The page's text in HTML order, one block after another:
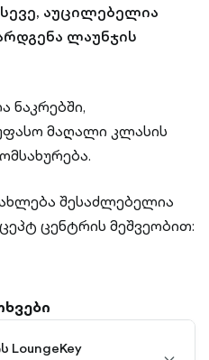
აუცილებელია
ლაუნჯის
ნაკრებში,
მაღალი კლასის
შესაძლებელია
ცენტრის მეშვეობით:
LoungeKey